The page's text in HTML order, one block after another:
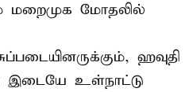
மறைமுக மோதலில்
ஹவுதி
இடையே உள்நாட்டு